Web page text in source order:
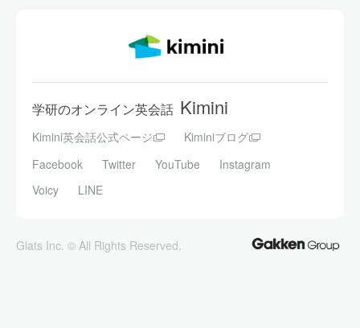
学研のオンライン英会話 Kimini
Kimini英会話公式ページ
Kiminiブログ
Facebook
Twitter YouTube
Instagram
Voicy
LINE
Glats Inc. © All Rights Reserved.